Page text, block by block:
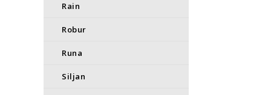
Rain
Robur
Runa
Siljan